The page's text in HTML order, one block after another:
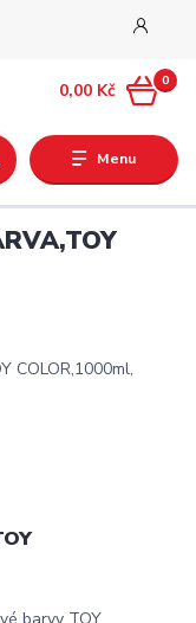
Menu
0
0,00 Kč